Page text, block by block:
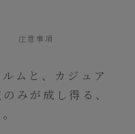
注意事項
ムと、カジュア
みが成し得る、